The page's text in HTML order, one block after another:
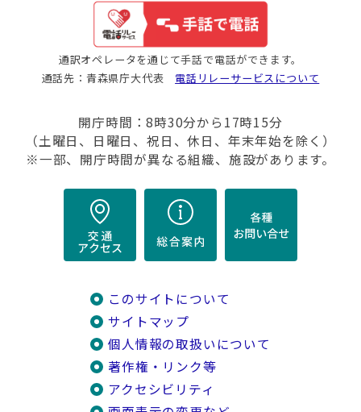
通訳オペレータを通じて手話で電話ができます。
通話先：青森県庁大代表 電話リレーサービスについて
開庁時間：8時30分から17時15分
（土曜日、日曜日、祝日、休日、年末年始を除く）
※一部、開庁時間が異なる組織、施設があります。
このサイトについて
サイトマップ
個人情報の取扱いについて
著作権・リンク等
アクセシビリティ